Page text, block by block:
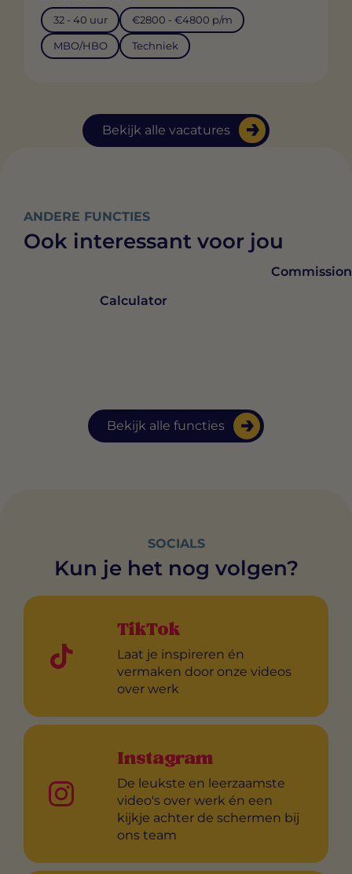
Bekijk alle vacatures
32 - 40 uur €2800 - €4800 p/m
MBO/HBO Techniek
ANDERE FUNCTIES
Ook interessant voor jou
Bekijk alle functies
Calculator
SOCIALS
Kun je het nog volgen?
TikTok
Laat je inspireren én
vermaken door onze videos
over werk
Instagram
De leukste en leerzaamste
video's over werk én een
kijkje achter de schermen bij
ons team